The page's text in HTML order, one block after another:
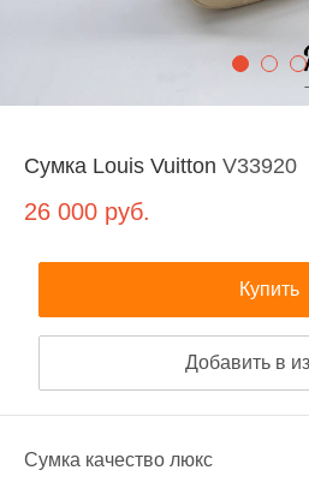
Сумка Louis Vuitton V33920
26 000 руб.
Купить
Добавить в
Сумка качество люкс